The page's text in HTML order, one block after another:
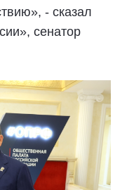
- сказал
сенатор